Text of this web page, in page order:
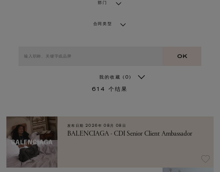
部门
合同类型
OK
我的收藏 (0)
614 个结果
发布日期 2026年 08月 08日
BALENCIAGA - CDI Senior Client Ambassador